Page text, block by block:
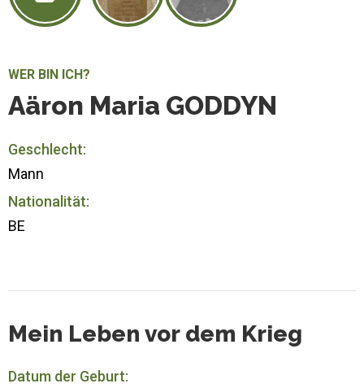
WER BIN ICH?
Aäron Maria GODDYN
Geschlecht:
Mann
Nationalität:
BE
Mein Leben vor dem Krieg
Datum der Geburt: